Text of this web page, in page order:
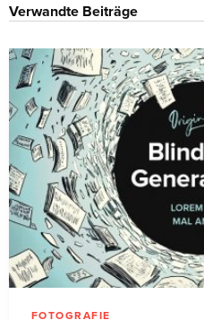
Verwandte Beiträge
FOTOGRAFIE